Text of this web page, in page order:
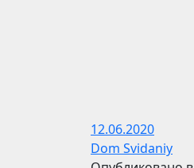
12.06.2020
Dom Svidaniy